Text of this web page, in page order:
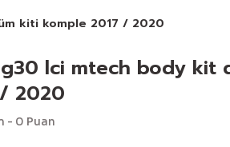
kiti komple 2017 / 2020
lci mtech body kit
2020
- 0 Puan